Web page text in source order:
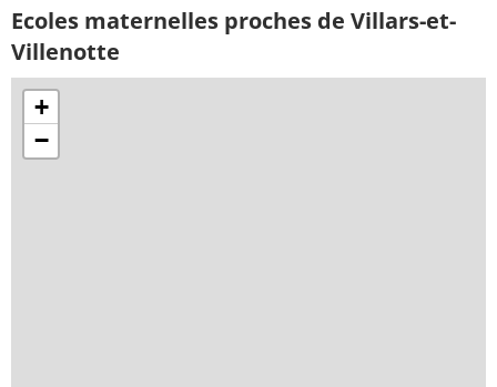
Ecoles maternelles proches de Villars-et-
Villenotte
+
−